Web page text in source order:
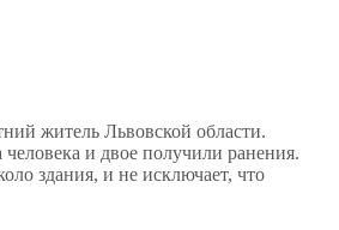
житель Львовской области.
и двое получили ранения.
здания, и не исключает, что